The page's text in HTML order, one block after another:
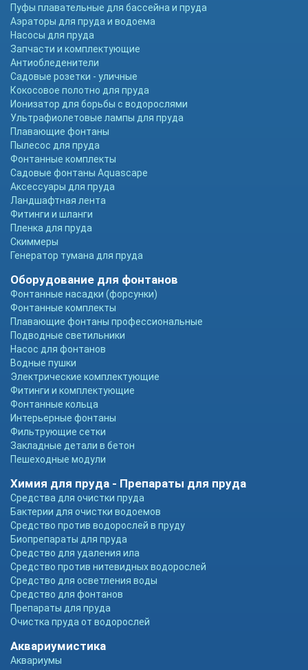
Пуфы плавательные для бассейна и пруда
Аэраторы для пруда и водоема
Насосы для пруда
Запчасти и комплектующие
Антиобледенители
Садовые розетки - уличные
Кокосовое полотно для пруда
Ионизатор для борьбы с водорослями
Ультрафиолетовые лампы для пруда
Плавающие фонтаны
Пылесос для пруда
Фонтанные комплекты
Садовые фонтаны Aquascape
Аксессуары для пруда
Ландшафтная лента
Фитинги и шланги
Пленка для пруда
Скиммеры
Генератор тумана для пруда
Оборудование для фонтанов
Фонтанные насадки (форсунки)
Фонтанные комплекты
Плавающие фонтаны профессиональные
Подводные светильники
Насос для фонтанов
Водные пушки
Электрические комплектующие
Фитинги и комплектующие
Фонтанные кольца
Интерьерные фонтаны
Фильтрующие сетки
Закладные детали в бетон
Пешеходные модули
Химия для пруда - Препараты для пруда
Средства для очистки пруда
Бактерии для очистки водоемов
Средство против водорослей в пруду
Биопрепараты для пруда
Средство для удаления ила
Средство против нитевидных водорослей
Средство для осветления воды
Средство для фонтанов
Препараты для пруда
Очистка пруда от водорослей
Аквариумистика
Аквариумы